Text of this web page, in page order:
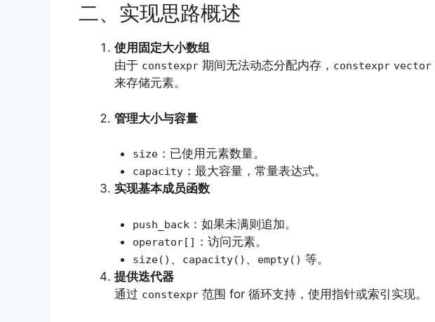
二、实现思路概述
使用固定大小数组
由于 constexpr 期间无法动态分配内存， constexpr vector
来存储元素。
管理大小与容量
size：已使用元素数量。
capacity：最大容量，常量表达式。
实现基本成员函数
push_back ：如果未满则追加。
operator[] ：访问元素。
size() 、 capacity() 、 empty() 等。
提供迭代器
通过 constexpr 范围 for 循环支持，使用指针或索引实现。